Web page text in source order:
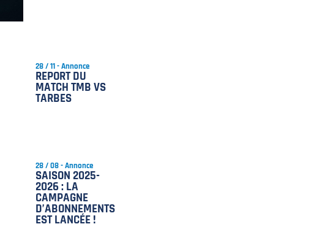
28 / 11 - Annonce
REPORT DU
MATCH TMB VS
TARBES
28 / 08 - Annonce
SAISON 2025-
2026 : LA
CAMPAGNE
D’ABONNEMENTS
EST LANCÉE !